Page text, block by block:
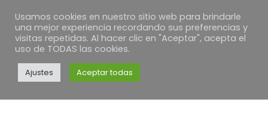
Usamos cookies en nuestro sitio web para brindarle
una mejor experiencia recordando sus preferencias y
visitas repetidas. Al hacer clic en "Aceptar", acepta el
uso de TODAS las cookies.
Ajustes Aceptar todas